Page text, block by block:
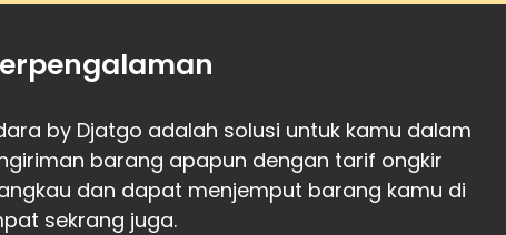
by Djatgo adalah solusi untuk kamu dalam
barang apapun dengan tarif ongkir
dan dapat menjemput barang kamu di
sekrang juga.